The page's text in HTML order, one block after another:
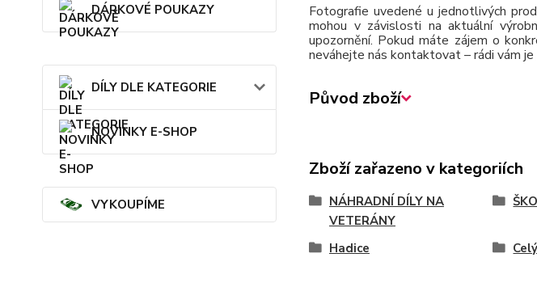
DÁRKOVÉ POUKAZY
DÍLY DLE KATEGORIE
NOVINKY E-SHOP
VYKOUPÍME
Fotografie uvedené u jednotlivých
mohou v závislosti na aktuální
upozornění. Pokud máte zájem o
neváhejte nás kontaktovat – rádi vám
Původ zboží
Zboží zařazeno v kategoriích
NÁHRADNÍ DÍLY NA
VETERÁNY
Hadice